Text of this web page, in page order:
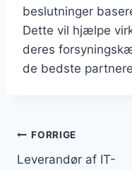
beslutninger
Dette vil hjælpe
deres
de bedste
FORRIGE
Leverandør af IT-